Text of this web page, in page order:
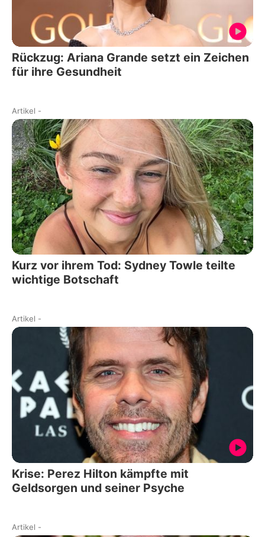
Rückzug: Ariana Grande setzt ein Zeichen
für ihre Gesundheit
Artikel -
Kurz vor ihrem Tod: Sydney Towle teilte
wichtige Botschaft
Artikel -
Krise: Perez Hilton kämpfte mit
Geldsorgen und seiner Psyche
Artikel -